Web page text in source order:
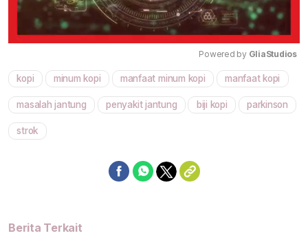
Mute
Powered by GliaStudios
kopi minum kopi manfaat minum kopi manfaat kopi
masalah jantung penyakit jantung biji kopi parkinson
strok
Berita Terkait